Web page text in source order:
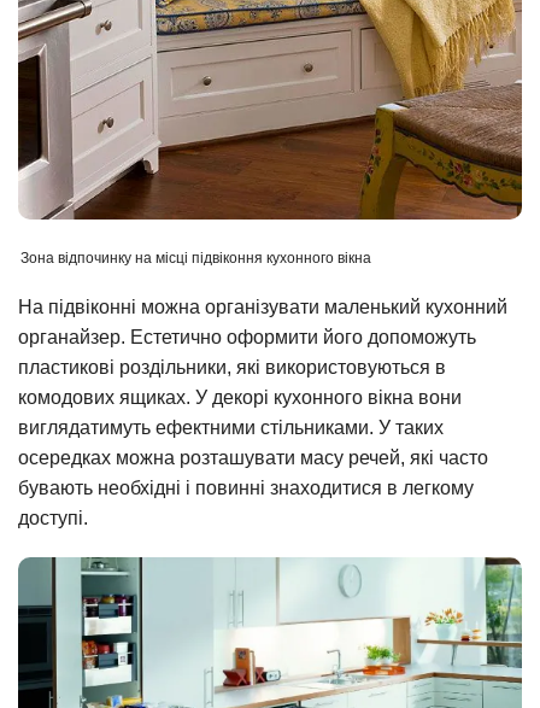
Зона відпочинку на місці підвіконня кухонного вікна
На підвіконні можна організувати маленький кухонний
органайзер. Естетично оформити його допоможуть
пластикові роздільники, які використовуються в
комодових ящиках. У декорі кухонного вікна вони
виглядатимуть ефектними стільниками. У таких
осередках можна розташувати масу речей, які часто
бувають необхідні і повинні знаходитися в легкому
доступі.